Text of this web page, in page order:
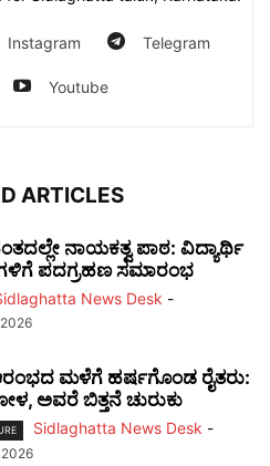
Instagram Telegram
Youtube
ARTICLES
ನಾಯಕತ್ವ ಪಾಠ: ವಿದ್ಯಾರ್ಥಿ
ಪದಗ್ರಹಣ ಸಮಾರಂಭ
News Desk -
ಮಳೆಗೆ ಹರ್ಷಗೊಂಡ ರೈತರು:
ಅವರೆ ಬಿತ್ತನೆ ಚುರುಕು
Sidlaghatta News Desk -